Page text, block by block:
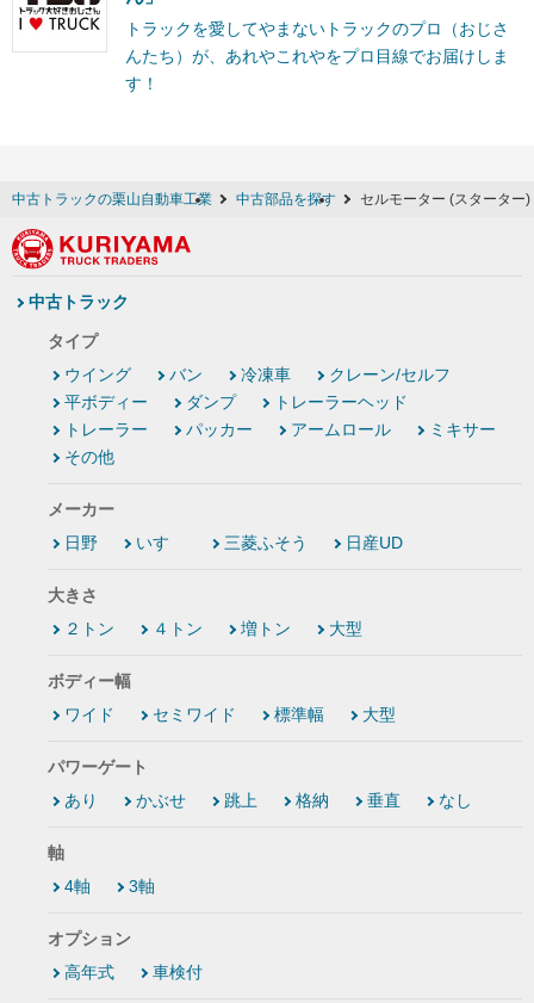
トラックを愛してやまないトラックのプロ（おじさ
んたち）が、あれやこれやをプロ目線でお届けしま
す！
中古トラックの栗山自動車工業 中古部品を探す セルモーター (スターター)
中古トラック
タイプ
ウイング
バン 冷凍車
クレーン/セルフ
平ボディー
ダンプ
トレーラーヘッド
トレーラー
パッカー アームロール
ミキサー
その他
メーカー
日野
いすゞ 三菱ふそう 日産UD
大きさ
２トン
４トン 増トン 大型
ボディー幅
ワイド
セミワイド 標準幅 大型
パワーゲート
あり
かぶせ 跳上 格納 垂直 なし
軸
4軸
3軸
オプション
高年式
車検付